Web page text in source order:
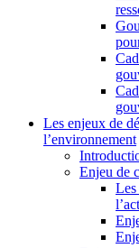
Les enjeux de
l’environnement
Enjeu de
Les